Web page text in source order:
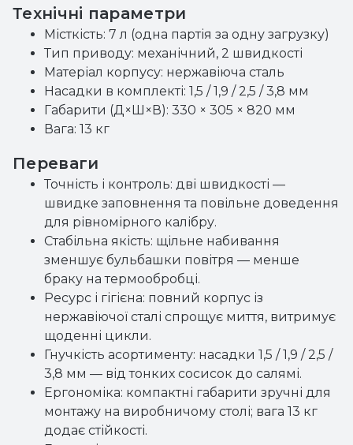
Технічні параметри
Місткість: 7 л (одна партія за одну загрузку)
Тип приводу: механічний, 2 швидкості
Матеріал корпусу: нержавіюча сталь
Насадки в комплекті: 1,5 / 1,9 / 2,5 / 3,8 мм
Габарити (Д×Ш×В): 330 × 305 × 820 мм
Вага: 13 кг
Переваги
Точність і контроль: дві швидкості —
швидке заповнення та повільне доведення
для рівномірного калібру.
Стабільна якість: щільне набивання
зменшує бульбашки повітря — менше
браку на термообробці.
Ресурс і гігієна: повний корпус із
нержавіючої сталі спрощує миття, витримує
щоденні цикли.
Гнучкість асортименту: насадки 1,5 / 1,9 / 2,5 /
3,8 мм — від тонких сосисок до салямі.
Ергономіка: компактні габарити зручні для
монтажу на виробничому столі; вага 13 кг
додає стійкості.